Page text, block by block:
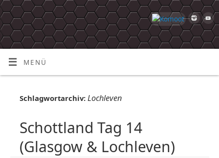
MENÜ
Schlagwortarchiv: Lochleven
Schottland Tag 14
(Glasgow & Lochleven)